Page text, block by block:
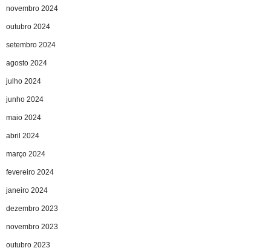
novembro 2024
outubro 2024
setembro 2024
agosto 2024
julho 2024
junho 2024
maio 2024
abril 2024
março 2024
fevereiro 2024
janeiro 2024
dezembro 2023
novembro 2023
outubro 2023